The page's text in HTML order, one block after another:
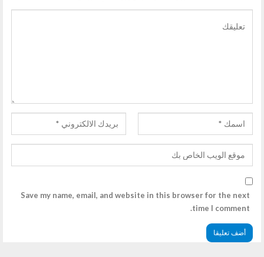
Save my name, email, and website in this browser for the next
time I comment.